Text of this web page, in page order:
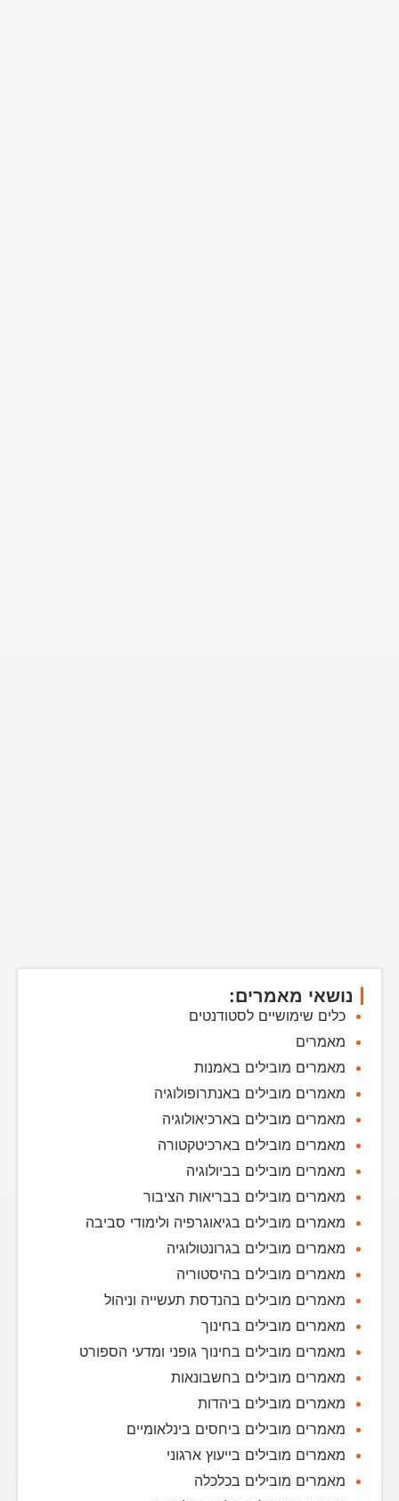
נושאי מאמרים:
כלים שימושיים לסטודנטים
מאמרים
מאמרים מובילים באמנות
מאמרים מובילים באנתרופולוגיה
מאמרים מובילים בארכיאולוגיה
מאמרים מובילים בארכיטקטורה
מאמרים מובילים בביולוגיה
מאמרים מובילים בבריאות הציבור
מאמרים מובילים בגיאוגרפיה ולימודי סביבה
מאמרים מובילים בגרונטולוגיה
מאמרים מובילים בהיסטוריה
מאמרים מובילים בהנדסת תעשייה וניהול
מאמרים מובילים בחינוך
מאמרים מובילים בחינוך גופני ומדעי הספורט
מאמרים מובילים בחשבונאות
מאמרים מובילים ביהדות
מאמרים מובילים ביחסים בינלאומיים
מאמרים מובילים בייעוץ ארגוני
מאמרים מובילים בכלכלה